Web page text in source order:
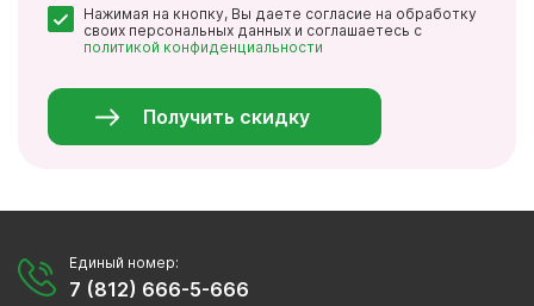
*
Нажимая на кнопку, Вы даете согласие на обработку
своих персональных данных и соглашаетесь с
политикой конфиденциальности
Получить скидку
Единый номер:
7 (812) 666-5-666